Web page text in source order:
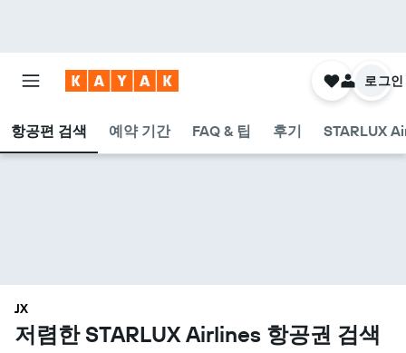
항공편 검색 예약 기간 FAQ & 팁 후기 STARLUX
로그인
JX
​저렴한 STARLUX Airlines 항공권 검색